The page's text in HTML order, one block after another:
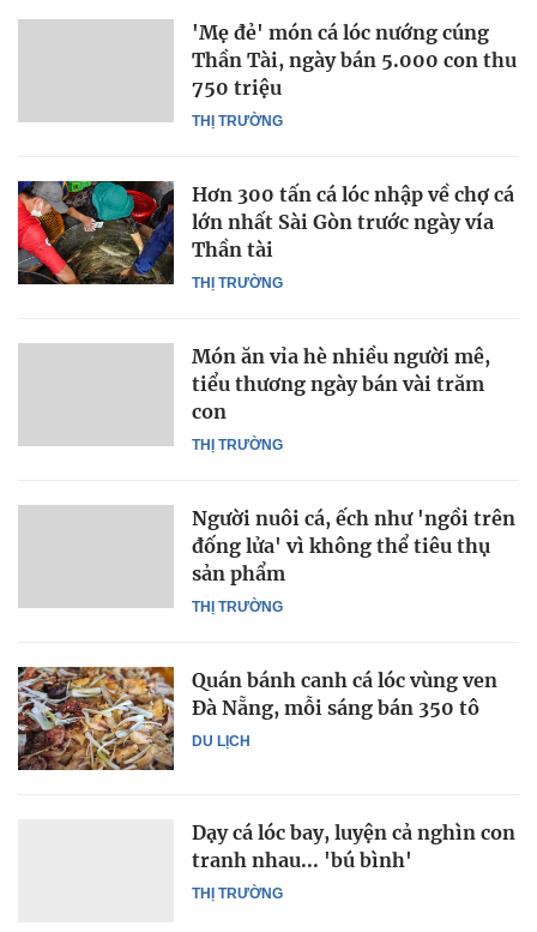
THỊ TRƯỜNG
'Mẹ đẻ' món cá lóc nướng cúng
Thần Tài, ngày bán 5.000 con thu
750 triệu
THỊ TRƯỜNG
Hơn 300 tấn cá lóc nhập về chợ cá
lớn nhất Sài Gòn trước ngày vía
Thần tài
THỊ TRƯỜNG
Món ăn vỉa hè nhiều người mê,
tiểu thương ngày bán vài trăm
con
THỊ TRƯỜNG
Người nuôi cá, ếch như 'ngồi trên
đống lửa' vì không thể tiêu thụ
sản phẩm
DU LỊCH
Quán bánh canh cá lóc vùng ven
Đà Nẵng, mỗi sáng bán 350 tô
THỊ TRƯỜNG
Dạy cá lóc bay, luyện cả nghìn con
tranh nhau... 'bú bình'